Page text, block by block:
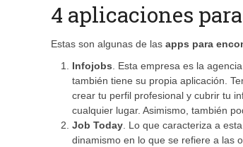
4 aplicaciones
Estas son algunas de las apps para
Infojobs. Esta empresa es la
también tiene su propia aplicación.
crear tu perfil profesional y cubrir tu
cualquier lugar. Asimismo, también
Job Today. Lo que caracteriza a
dinamismo en lo que se refiere a las